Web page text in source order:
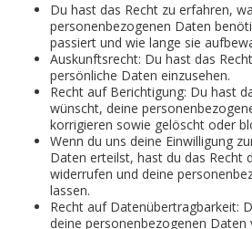
Du hast das Recht zu erfahren,
personenbezogenen Daten
passiert und wie lange sie
Auskunftsrecht: Du hast das
persönliche Daten einzusehen.
Recht auf Berichtigung: Du hast
wünscht, deine
korrigieren sowie gelöscht oder
Wenn du uns deine Einwilligung
Daten erteilst, hast du das Recht
widerrufen und deine
lassen.
Recht auf Datenübertragbarkeit:
deine personenbezogenen Daten